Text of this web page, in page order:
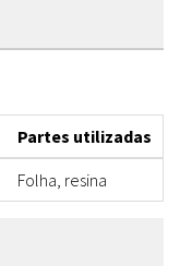
Partes utilizadas
Folha, resina